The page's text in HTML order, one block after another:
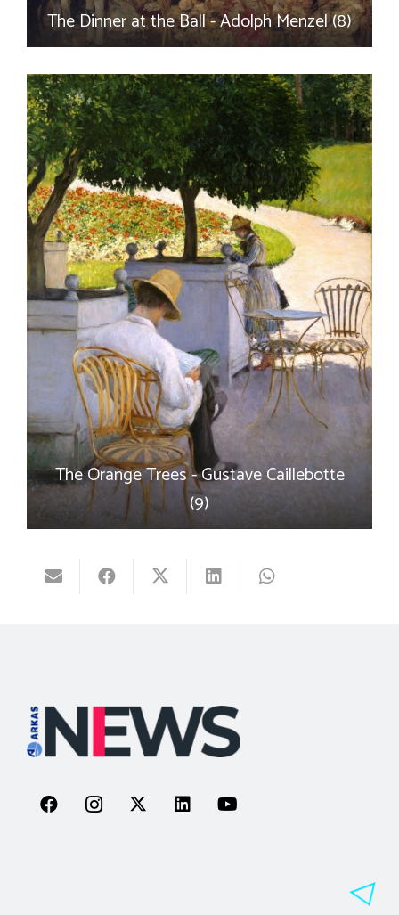
The Dinner at the Ball - Adolph Menzel (8)
The Orange Trees - Gustave Caillebotte
(9)